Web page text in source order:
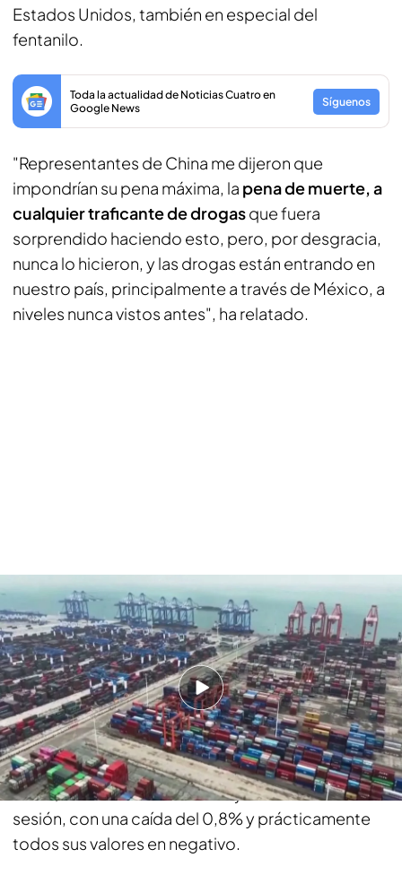
Estados Unidos, también en especial del
fentanilo.
Toda la actualidad de Noticias Cuatro en
Google News
Síguenos
"Representantes de China me dijeron que
impondrían su pena máxima, la pena de muerte, a
cualquier traficante de drogasque fuera
sorprendido haciendo esto, pero, por desgracia,
nunca lo hicieron, y las drogas están entrando en
nuestro país, principalmente a través de México, a
niveles nunca vistos antes", ha relatado.
Los efectos que tendrán los aranceles de Donald Trump en la economía
Esta declaración de intenciones del futuro
presidente de Estados Unidos de subir aranceles
ya ha tenido efectos,de momento, limitados en
las Bolsas asiáticas, pero más intensos en las
europeas que están registrando descensos más
abultados. Segúninforma Cristina Montalvoen el
vídeo, el Ibex 35 se teñía de rojo en la media
sesión, con una caída del 0,8% y prácticamente
todos sus valores en negativo.